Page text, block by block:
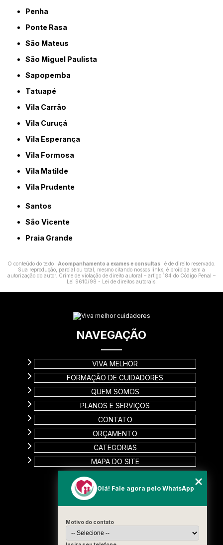
Penha
Ponte Rasa
São Mateus
São Miguel Paulista
Sapopemba
Tatuapé
Vila Carrão
Vila Curuçá
Vila Esperança
Vila Formosa
Vila Matilde
Vila Prudente
Santos
São Vicente
Praia Grande
O conteúdo do texto "Acompanhamento a exames e consultas" é de direito reservado.
Sua reprodução, parcial ou total, mesmo citando nossos links, é proibida sem a
autorização do autor. Crime de violação de direito autoral – artigo 184 do Código Penal –
Lei 9610/98 - Lei de direitos autorais.
NAVEGAÇÃO
VIVA MELHOR
FORMAÇÃO DE CUIDADORES
QUEM SOMOS
PLANOS E SERVIÇOS
CONTATO
ORÇAMENTO
CATEGORIAS
MAPA DO SITE
CONTATO
Santo André - SP
(11) 99715-3131
Olá! Fale agora pelo WhatsApp
Motivo do contato